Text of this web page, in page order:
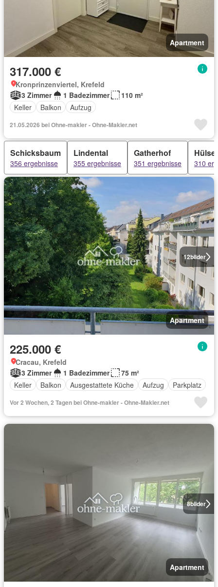
Apartment
317.000 €
Kronprinzenviertel, Krefeld
3 Zimmer
1 Badezimmer
110 m²
Keller
Balkon Aufzug
21.05.2026 bei Ohne-makler - Ohne-Makler.net
Schicksbaum
356 ergebnisse
Lindental
355 ergebnisse
Gatherhof
351 ergebnisse 310
12bilder
Apartment
225.000 €
Cracau, Krefeld
3 Zimmer
1 Badezimmer
75 m²
Keller
Balkon Ausgestattete Küche Aufzug Parkplatz
Vor 2 Wochen, 2 Tagen bei Ohne-makler - Ohne-Makler.net
8bilder
Apartment